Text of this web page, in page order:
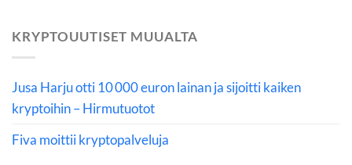
KRYPTOUUTISET MUUALTA
Jusa Harju otti 10 000 euron lainan ja sijoitti kaiken
kryptoihin – Hirmutuotot
Fiva moittii kryptopalveluja